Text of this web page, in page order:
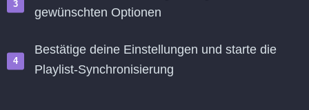
gewünschten Optionen
Bestätige deine Einstellungen und starte die
Playlist-Synchronisierung